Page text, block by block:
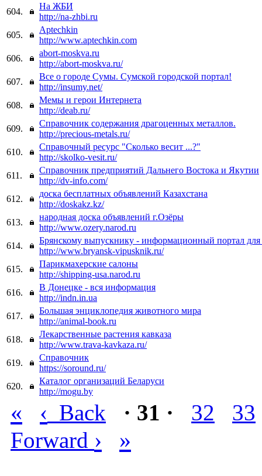
604.
На ЖБИ
http://na-zhbi.ru
605.
Aptechkin
http://www.aptechkin.com
606.
abort-moskva.ru
http://abort-moskva.ru/
607.
Все о городе Сумы. Сумской городской портал!
http://insumy.net/
608.
Мемы и герои Интернета
http://deab.ru/
609.
Справочник содержания драгоценных металлов.
http://precious-metals.ru/
610.
Справочный ресурс "Сколько весит ...?"
http://skolko-vesit.ru/
611.
Справочник предприятий Дальнего Востока и Якутии
http://dv-info.com/
612.
доска бесплатных объявлений Казахстана
http://doskakz.kz/
613.
народная доска объявлений г.Озёры
http://www.ozery.narod.ru
614.
Брянскому выпускнику - информационный портал
http://www.bryansk-vipusknik.ru/
615.
Парикмахерские салоны
http://shipping-usa.narod.ru
616.
В Донецке - вся информация
http://indn.in.ua
617.
Большая энциклопедия животного мира
http://animal-book.ru
618.
Лекарственные растения кавказа
http://www.trava-kavkaza.ru/
619.
Справочник
https://soround.ru/
620.
Каталог организаций Беларуси
http://mogu.by
« ‹ Back · 31 · 32
33
Forward › »